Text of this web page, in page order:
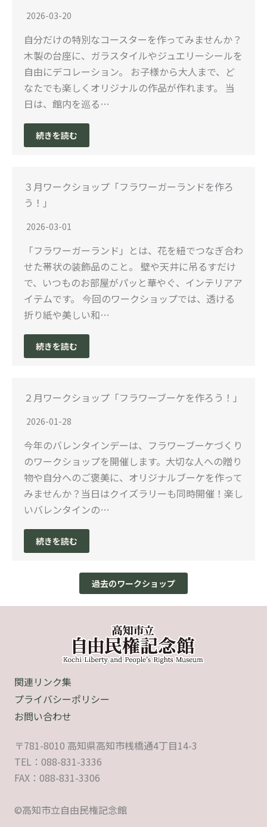
2026-03-20
自分だけの特別なコースターを作ってみませんか？
木製の台座に、ガラスタイルやジュエリーシールを
自由にデコレーション。 お子様から大人まで、ど
なたでも楽しくオリジナルの作品が作れます。 当
日は、館内を巡る…
続きを読む
３月ワークショップ「フラワーガーランドを作ろ
う！」
2026-03-01
「フラワーガーランド」とは、花を紐でつなぎ合わ
せた帯状の装飾品のこと。 壁や天井に吊るすだけ
で、いつものお部屋がパッと華やぐ、インテリアア
イテムです。 今回のワークショップでは、透ける
折り紙や美しい和…
続きを読む
２月ワークショップ「フラワーブーケを作ろう！」
2026-01-28
今年のバレンタインデーは、フラワーブーケづくり
のワークショップを開催します。大切な人への贈り
物や自分へのご褒美に、オリジナルブーケを作って
みませんか？当日はクイズラリーも同時開催！楽し
いバレンタインの…
続きを読む
過去のワークショップ
関連リンク集
プライバシーポリシー
お問い合わせ
〒781-8010 高知県高知市桟橋通4丁目14-3
TEL：088-831-3336
FAX：088-831-3306
©高知市立自由民権記念館